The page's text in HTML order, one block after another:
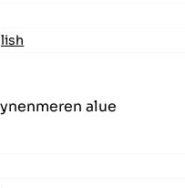
alue